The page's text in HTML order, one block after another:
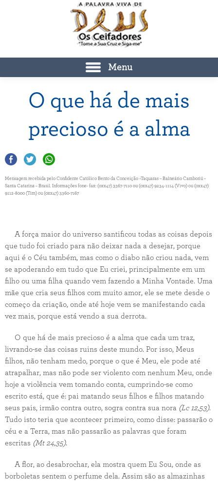
Menu
O que há de mais
precioso é a alma
Mensagem recebida pelo Confidente Católico Bento da Conceição –Taquaras – Balneário Camboriú –
Santa Catarina – Brasil. Informações fone- fax: (0xx47) 3367-7110 ou (0xx47) 9234-1114 (Vivo) ou (0xx47)
9112-8000 (Tim) ou (0xx47) 3360-7167
A força maior do universo santificou todas as coisas depois
que tudo foi criado para não deixar nada a desejar, porque
aqui é o Céu também, mas como o diabo não criou nada, vem
se apoderando em tudo que Eu criei, principalmente em um
filho ou uma filha quando vem fazendo a Minha Vontade. Uma
mãe que cria seus filhos com muito amor, ele se mete desde o
começo da criação, onde até hoje vem se manifestando cada
vez mais, porque está vendo a sua derrota.
O que há de mais precioso é a alma que cada um traz,
livrando-se das coisas ruins deste mundo. Por isso, Meus
filhos, não tenham medo, porque o que é Meu, ele pode até
atrapalhar, mas não pode ser violento com nenhum Meu, onde
hoje a violência vem tomando conta, cumprindo-se como
escrito está, que é: pai matando seus filhos e filhos matando
seus pais, irmão contra outro, sogra contra sua nora (Lc 12,53).
Tudo isto teria que acontecer primeiro, como disse: passarão o
céu e a Terra, mas não passarão as palavras que foram
escritas (Mt 24,35).
A flor, ao desabrochar, ela mostra quem Eu Sou, onde as
borboletas sentem o perfume dela. Assim são as almazinhas